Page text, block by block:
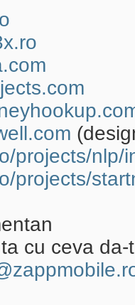
projects/nlp/
projects/
cu ceva da-